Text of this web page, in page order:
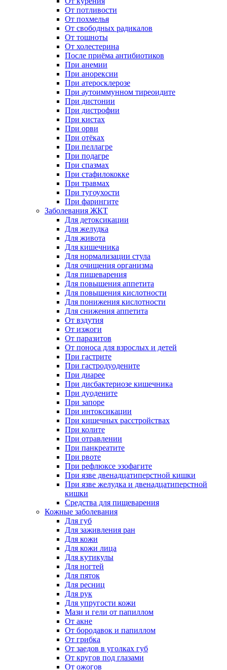
От потливости
От похмелья
От свободных радикалов
От тошноты
От холестерина
После приёма антибиотиков
При анемии
При анорексии
При атеросклерозе
При аутоиммунном тиреоидите
При дистонии
При дистрофии
При кистах
При орви
При отёках
При пеллагре
При подагре
При спазмах
При стафилококке
При травмах
При тугоухости
При фарингите
Заболевания ЖКТ
Для детоксикации
Для желудка
Для живота
Для кишечника
Для нормализации стула
Для очищения организма
Для пищеварения
Для повышения аппетита
Для повышения кислотности
Для понижения кислотности
Для снижения аппетита
От вздутия
От изжоги
От паразитов
От поноса для взрослых и детей
При гастрите
При гастродуодените
При диарее
При дисбактериозе кишечника
При дуодените
При запоре
При интоксикации
При кишечных расстройствах
При колите
При отравлении
При панкреатите
При рвоте
При рефлюксе эзофагите
При язве двенадцатиперстной кишки
При язве желудка и двенадцатиперстной
кишки
Средства для пищеварения
Кожные заболевания
Для губ
Для заживления ран
Для кожи
Для кожи лица
Для кутикулы
Для ногтей
Для пяток
Для ресниц
Для рук
Для упругости кожи
Мази и гели от папиллом
От акне
От бородавок и папиллом
От грибка
От заедов в уголках губ
От кругов под глазами
От ожогов